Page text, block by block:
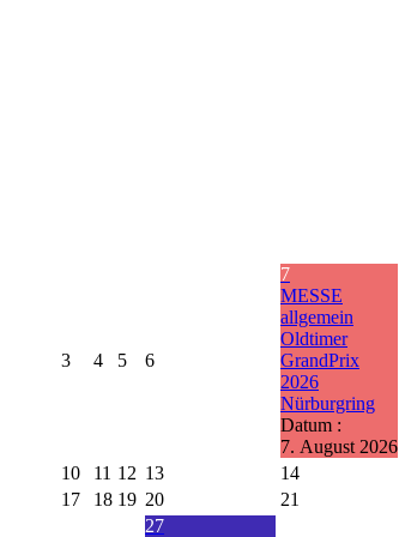
3 4 5 6
7
MESSE
allgemein
Oldtimer
GrandPrix
2026
Nürburgring
Datum :
7. August 2026
10
11 12 13 14
17
18 19 20 21
27